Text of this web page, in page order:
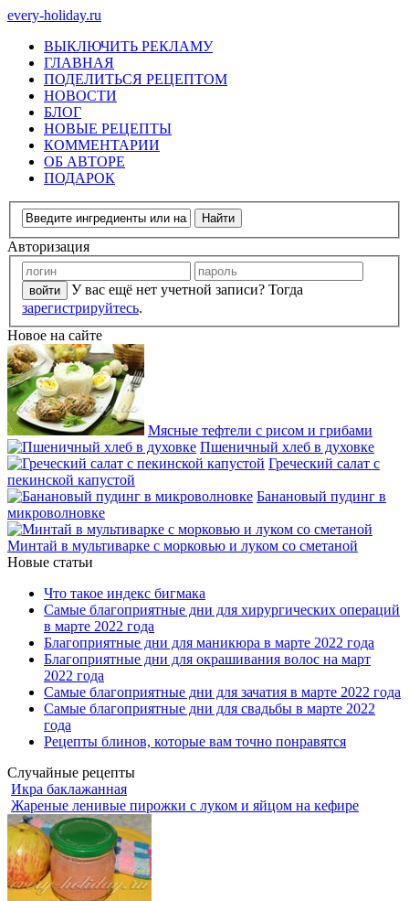
every-holiday.ru
ВЫКЛЮЧИТЬ РЕКЛАМУ
ГЛАВНАЯ
ПОДЕЛИТЬСЯ РЕЦЕПТОМ
НОВОСТИ
БЛОГ
НОВЫЕ РЕЦЕПТЫ
КОММЕНТАРИИ
ОБ АВТОРЕ
ПОДАРОК
Авторизация
У вас ещё нет учетной записи? Тогда
зарегистрируйтесь.
Новое на сайте
Мясные тефтели с рисом и грибами
Пшеничный хлеб в духовке
Греческий салат с
пекинской капустой
Банановый пудинг в
микроволновке
Минтай в мультиварке с морковью и луком со сметаной
Новые статьи
Что такое индекс бигмака
Самые благоприятные дни для хирургических операций
в марте 2022 года
Благоприятные дни для маникюра в марте 2022 года
Благоприятные дни для окрашивания волос на март
2022 года
Самые благоприятные дни для зачатия в марте 2022 года
Самые благоприятные дни для свадьбы в марте 2022
года
Рецепты блинов, которые вам точно понравятся
Случайные рецепты
Икра баклажанная
Жареные ленивые пирожки с луком и яйцом на кефире